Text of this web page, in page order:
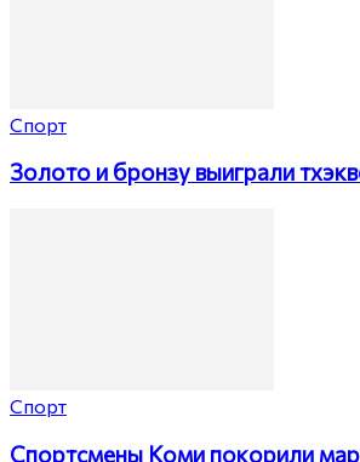
Спорт
Золото и бронзу выиграли
Спорт
Спортсмены Коми покорили